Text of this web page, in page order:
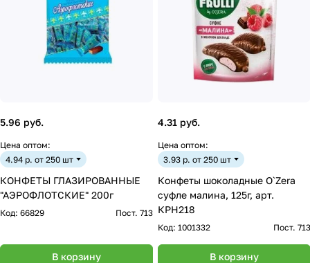
5.96 руб.
Цена оптом:
4.94 р. от 250 шт
КОНФЕТЫ ГЛАЗИРОВАННЫЕ
"АЭРОФЛОТСКИЕ" 200г
Код: 66829 Пост. 713
В корзину
4.31 руб.
Цена оптом:
3.93 р. от 250 шт
Конфеты шоколадные O`Zera
суфле малина, 125г, арт.
КРН218
Код: 1001332 Пост. 713
В корзину